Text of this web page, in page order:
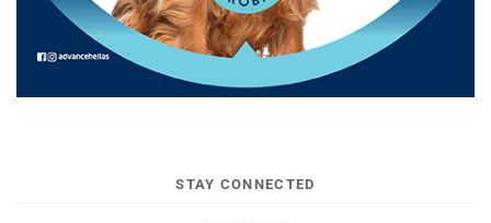
STAY CONNECTED